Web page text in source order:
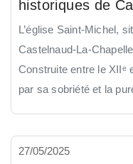
historiques de
L’église Saint-Michel,
Castelnaud-La-
Construite entre le XIIᵉ
par sa sobriété et la
27/05/2025